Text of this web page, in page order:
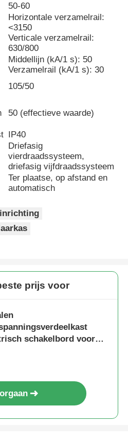
50-60
Horizontale verzamelrail:
<3150
Verticale verzamelrail:
630/800
Middellijn (kA/1 s): 50
Verzamelrail (kA/1 s): 30
105/50
50 (effectieve waarde)
IP40
Driefasig
vierdraadssysteem,
driefasig vijfdraadssysteem
Ter plaatse, op afstand en
automatisch
prijs voor
schakelbord voor